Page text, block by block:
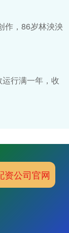
作，86岁林泱泱
行满一年，收
资公司官网